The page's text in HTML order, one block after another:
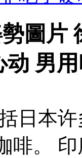
圖片
男
日本
啡。